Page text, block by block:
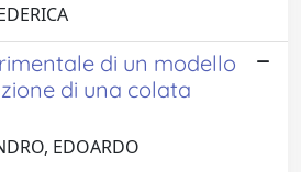
di un modello
di una colata
EDOARDO